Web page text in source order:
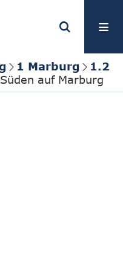
1 Marburg
1.2
auf Marburg